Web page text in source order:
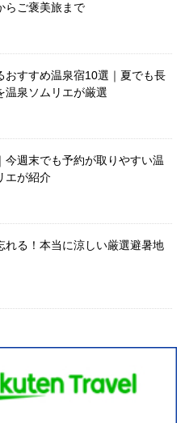
らご褒美旅まで
おすすめ温泉宿10選｜夏でも長
温泉ソムリエが厳選
今週末でも予約が取りやすい温
エが紹介
れる！本当に涼しい厳選避暑地